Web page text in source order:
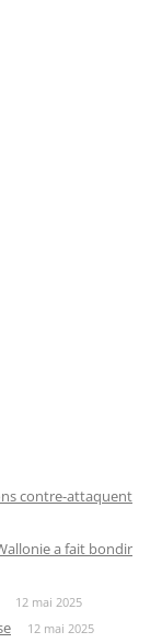
contre-attaquent
a fait bondir
12 mai 2025
12 mai 2025